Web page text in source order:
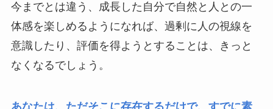
今までとは違う、成長した自分で自然と人との一
体感を楽しめるようになれば、過剰に人の視線を
意識したり、評価を得ようとすることは、きっと
なくなるでしょう。
あなたは、ただそこに存在するだけで、すでに素